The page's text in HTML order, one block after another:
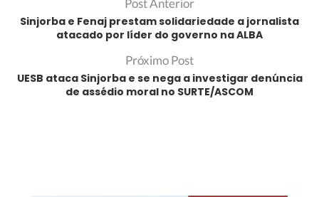
Post Anterior
Sinjorba e Fenaj prestam solidariedade a jornalista
atacado por líder do governo na ALBA
Próximo Post
UESB ataca Sinjorba e se nega a investigar denúncia
de assédio moral no SURTE/ASCOM